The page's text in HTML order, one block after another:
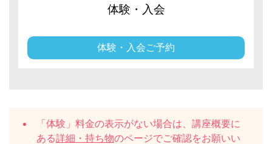
体験・入会
体験・入会ご予約
「体験」料金の表示がない場合は、講座概要に
ある詳細・持ち物のページでご確認をお願いい